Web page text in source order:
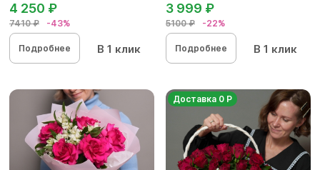
7410 ₽ -43%
4 250 ₽
Подробнее В 1 клик
5100 ₽ -22%
3 999 ₽
Подробнее В 1 клик
Доставка 0 Р